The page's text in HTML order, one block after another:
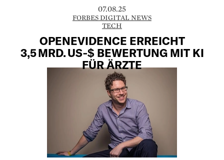
07.08.25
FORBES DIGITAL NEWS
TECH
OPENEVIDENCE ERREICHT
3,5 MRD. US‑$ BEWERTUNG MIT KI
FÜR ÄRZTE